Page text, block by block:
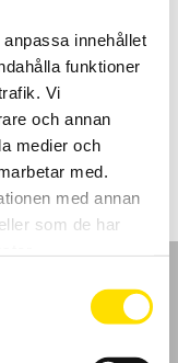
innehållet
funktioner
Vi
och annan
medier och
med.
med annan
som de har
samt logger.
av de vanligast
med ethernet,
webbserver. Även
LÄS MER